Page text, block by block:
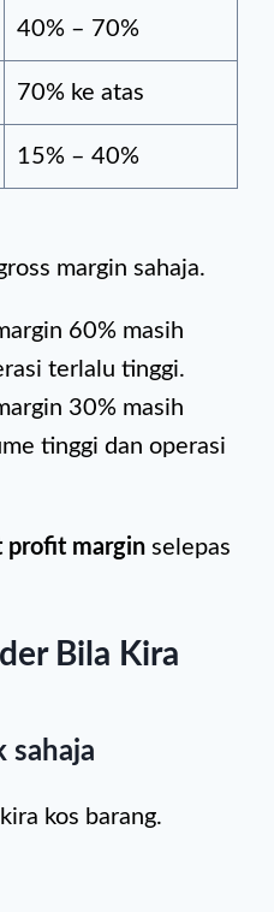
40% – 70%
70% ke atas
15% – 40%
margin sahaja.
60% masih
terlalu tinggi.
30% masih
tinggi dan operasi
profit margin selepas
Bila Kira
sahaja
kos barang.